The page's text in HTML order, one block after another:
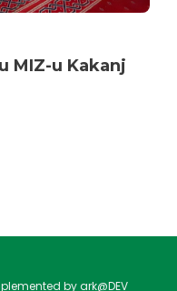
MIZ-u Kakanj
by ark@DEV